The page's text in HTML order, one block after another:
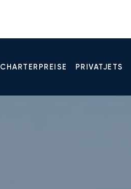
CHARTERPREISE PRIVATJETS